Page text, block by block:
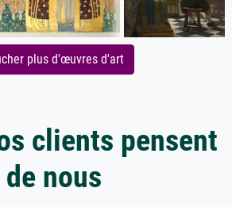
plus d'œuvres d'art
clients pensent
de nous